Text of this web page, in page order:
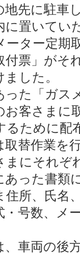
地先に駐車
に置いてい
ーター定期
付票」がそ
した。
た「ガス
お客さまに
るために配
取替作業を
まにそれぞ
あった書類
住所、氏名
・号数、メ
車両の後